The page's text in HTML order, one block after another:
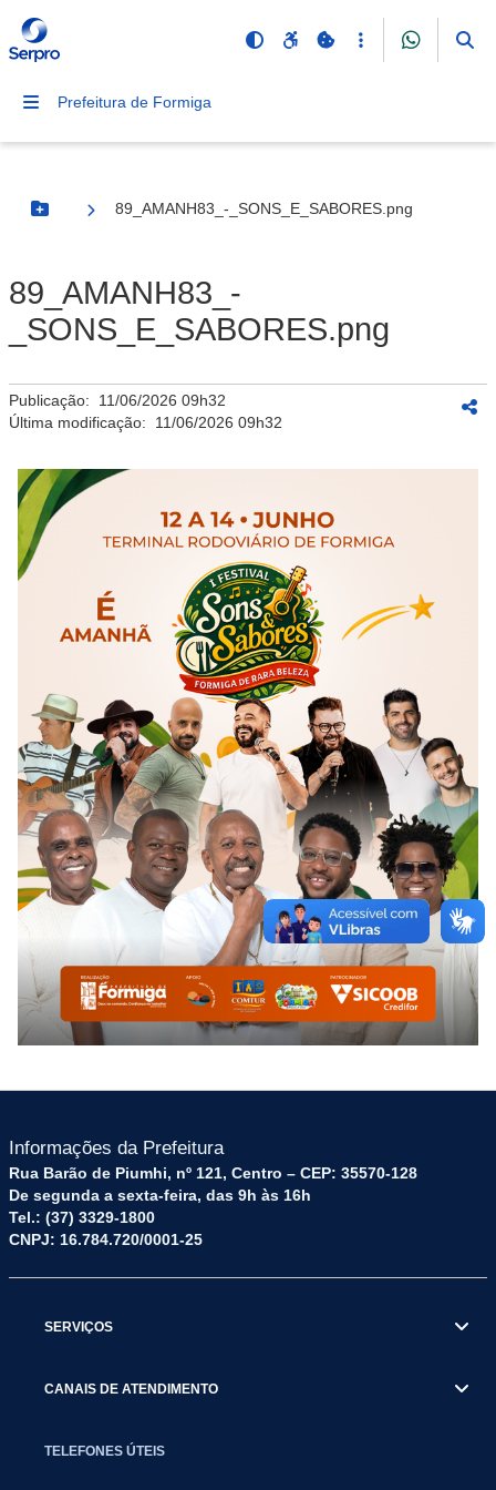
Prefeitura de Formiga
Botão Menu
89_AMANH83_-_SONS_E_SABORES.png
89_AMANH83_-
_SONS_E_SABORES.png
Publicação: 11/06/2026 09h32
Última modificação: 11/06/2026 09h32
Informações da Prefeitura
Rua Barão de Piumhi, nº 121, Centro – CEP: 35570-128
De segunda a sexta-feira, das 9h às 16h
Tel.: (37) 3329-1800
CNPJ: 16.784.720/0001-25
SERVIÇOS
CANAIS DE ATENDIMENTO
TELEFONES ÚTEIS